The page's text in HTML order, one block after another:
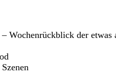
Wochenrückblick der